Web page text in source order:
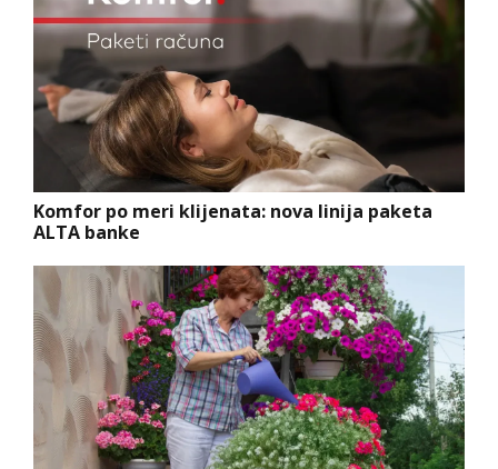
Komfor po meri klijenata: nova linija paketa
ALTA banke